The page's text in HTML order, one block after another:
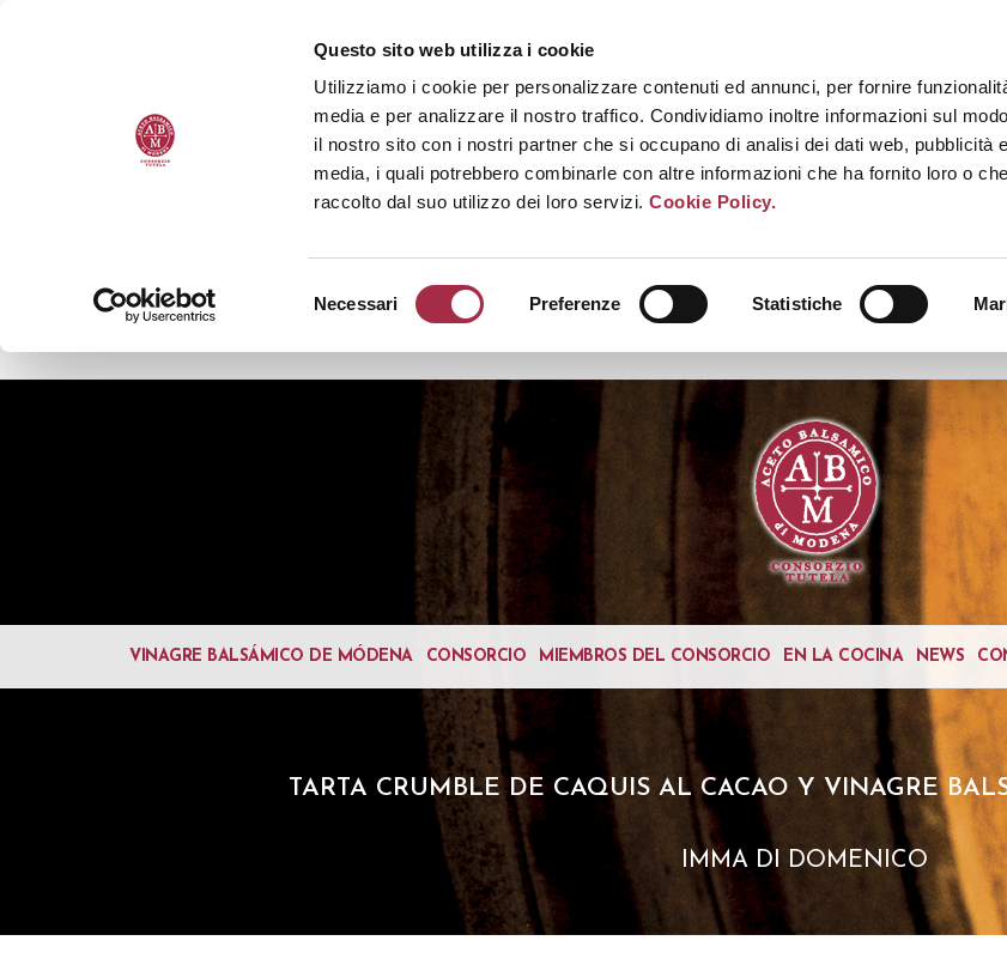
Questo sito web utilizza i cookie
Utilizziamo i cookie per personalizzare contenuti ed annunci, per fornire
media e per analizzare il nostro traffico. Condividiamo inoltre informazioni sul
il nostro sito con i nostri partner che si occupano di analisi dei dati web, pubblicità
media, i quali potrebbero combinarle con altre informazioni che ha fornito loro o
raccolto dal suo utilizzo dei loro servizi.Cookie Policy.
Necessari Preferenze Statistiche
TARTA CRUMBLE DE CAQUIS AL CACAO Y VINAGRE
IMMA DI DOMENICO
VINAGRE BALSÁMICO DE MÓDENA CONSORCIO MIEMBROS DEL CONSORCIO EN LA COCINA NEWS